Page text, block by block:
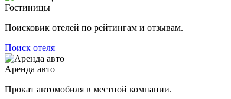
Гостиницы
Поисковик отелей по рейтингам и отзывам.
Поиск отеля
Аренда авто
Прокат автомобиля в местной компании.